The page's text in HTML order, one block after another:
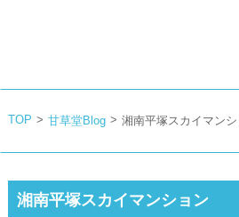
TOP > 甘草堂Blog > 湘南平塚スカイマンシ
湘南平塚スカイマンション